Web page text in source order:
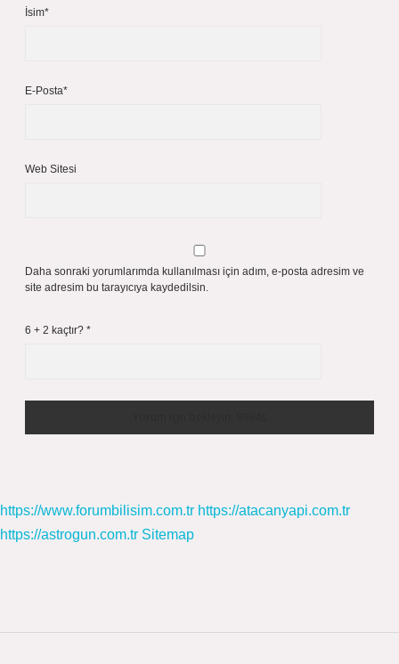
İsim*
E-Posta*
Web Sitesi
Daha sonraki yorumlarımda kullanılması için adım, e-posta adresim ve
site adresim bu tarayıcıya kaydedilsin.
6 + 2 kaçtır? *
https://www.forumbilisim.com.tr https://atacanyapi.com.tr
https://astrogun.com.tr Sitemap